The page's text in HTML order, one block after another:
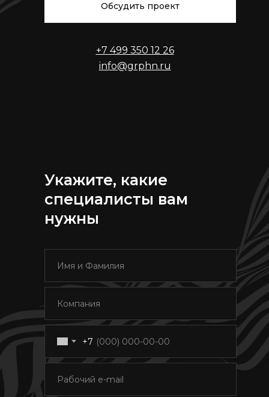
info@grphn.ru
+7 499 350 12 26
Обсудить проект
+7
Укажите, какие
специалисты вам
нужны